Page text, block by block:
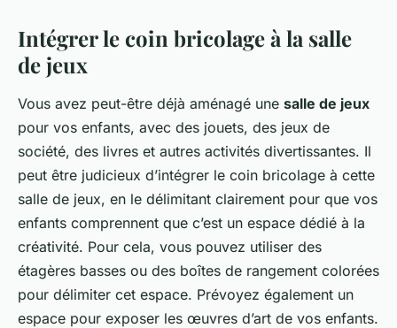
Intégrer le coin bricolage à la salle
de jeux
Vous avez peut-être déjà aménagé une salle de jeux
pour vos enfants, avec des jouets, des jeux de
société, des livres et autres activités divertissantes. Il
peut être judicieux d’intégrer le coin bricolage à cette
salle de jeux, en le délimitant clairement pour que vos
enfants comprennent que c’est un espace dédié à la
créativité. Pour cela, vous pouvez utiliser des
étagères basses ou des boîtes de rangement colorées
pour délimiter cet espace. Prévoyez également un
espace pour exposer les œuvres d’art de vos enfants.